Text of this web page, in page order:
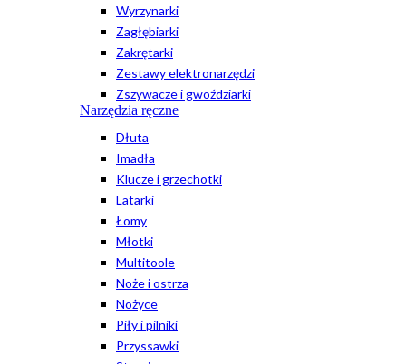
Wyrzynarki
Zagłębiarki
Zakrętarki
Zestawy elektronarzędzi
Zszywacze i gwoździarki
Narzędzia ręczne
Dłuta
Imadła
Klucze i grzechotki
Latarki
Łomy
Młotki
Multitoole
Noże i ostrza
Nożyce
Piły i pilniki
Przyssawki